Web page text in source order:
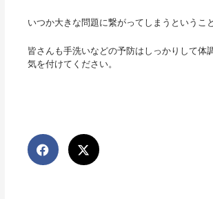
いつか大きな問題に繋がってしまうというこ
皆さんも手洗いなどの予防はしっかりして体
気を付けてください。